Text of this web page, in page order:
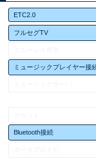
ETC2.0
フルセグTV
ミュージックプレイヤー接
Bluetooth接続